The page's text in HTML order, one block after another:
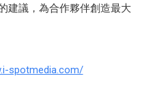
建議，為合作夥伴創造最大
spotmedia.com/